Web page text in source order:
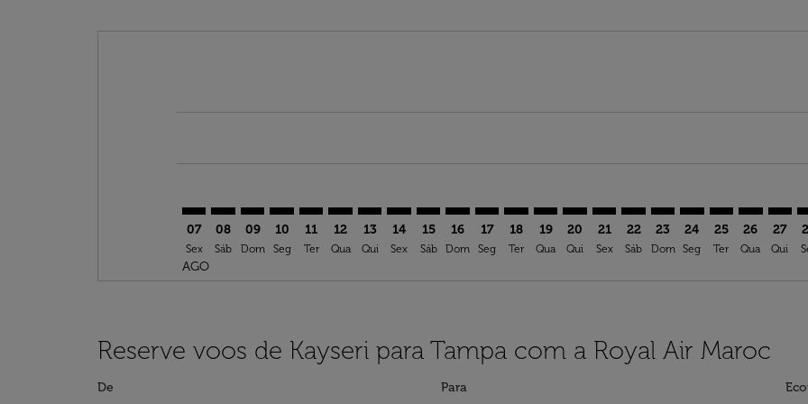
07
Sex
AGO
08
Sáb
09
Dom
10
Seg
11
Ter
12
Qua
13
Qui
14
Sex
15
Sáb
16
Dom
17
Seg
18
Ter
19
Qua
20
Qui
ASR–TPA: cmp-view-offers-
21
Sex
ASR–TPA: cmp-view-
22
Sáb
ASR–TPA: cmp-view-
23
Dom
ASR–TPA: cmp-
24
Seg
ASR–TPA:
25
Ter
26
Qua
27
Qui
Reserve voos de Kayseri para Tampa com a Royal Air Maroc
De Para